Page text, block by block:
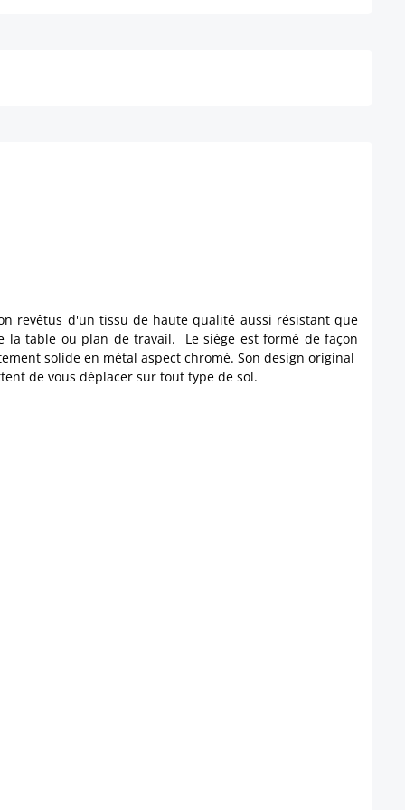
revêtus d'un tissu de haute qualité aussi résistant que
table ou plan de travail. Le siège est formé de façon
solide en métal aspect chromé. Son design original
de vous déplacer sur tout type de sol.